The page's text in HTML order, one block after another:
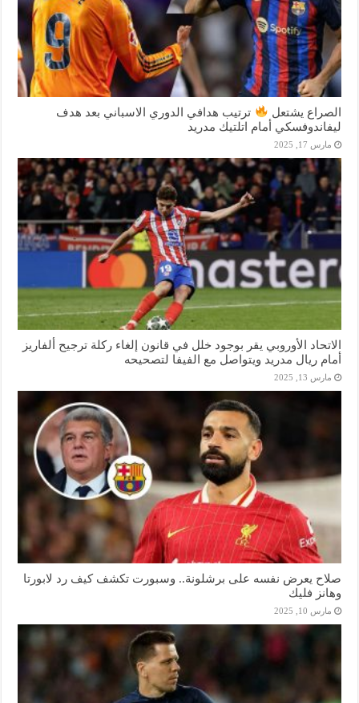
الصراع يشتعل
ترتيب هدافي الدوري الاسباني بعد هدف
ليفاندوفسكي أمام اتلتيك مدريد
مارس 17, 2025
الاتحاد الأوروبي يقر بوجود خلل في قانون إلغاء ركلة ترجيح ألفاريز
أمام ريال مدريد ويتواصل مع الفيفا لتصحيحه
مارس 13, 2025
صلاح يعرض نفسه على برشلونة.. وسبورت تكشف كيف رد لابورتا
وهانز فليك
مارس 10, 2025